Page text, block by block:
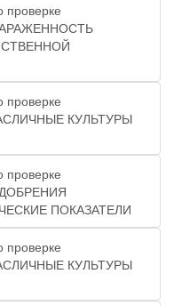
проверке
проверке
КУЛЬТУРЫ
проверке
ПОКАЗАТЕЛИ
проверке
КУЛЬТУРЫ